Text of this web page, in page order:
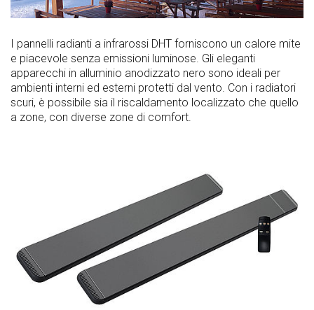
I pannelli radianti a infrarossi DHT forniscono un calore mite
e piacevole senza emissioni luminose. Gli eleganti
apparecchi in alluminio anodizzato nero sono ideali per
ambienti interni ed esterni protetti dal vento. Con i radiatori
scuri, è possibile sia il riscaldamento localizzato che quello
a zone, con diverse zone di comfort.